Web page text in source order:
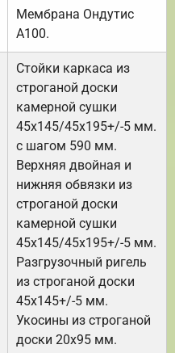
Мембрана Ондутис
А100.
Стойки каркаса из
строганой доски
камерной сушки
45х145/45х195+/-5 мм.
с шагом 590 мм.
Верхняя двойная и
нижняя обвязки из
строганой доски
камерной сушки
45х145/45х195+/-5 мм.
Разгрузочный ригель
из строганой доски
45х145+/-5 мм.
Укосины из строганой
доски 20х95 мм.